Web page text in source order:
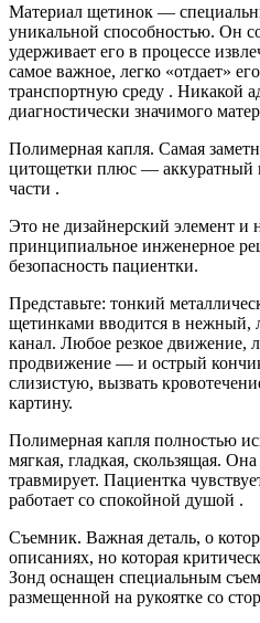
Материал щетинок —
уникальной способностью. Он
удерживает его в процессе
самое важное, легко «отдает»
транспортную среду . Никакой
диагностически значимого
Полимерная капля. Самая
цитощетки плюс — аккуратный
части .
Это не дизайнерский элемент и
принципиальное инженерное
безопасность пациентки.
Представьте: тонкий
щетинками вводится в нежный,
канал. Любое резкое движение,
продвижение — и острый
слизистую, вызвать
картину.
Полимерная капля полностью
мягкая, гладкая, скользящая.
травмирует. Пациентка
работает со спокойной душой .
Съемник. Важная деталь, о
описаниях, но которая
Зонд оснащен специальным
размещенной на рукоятке со